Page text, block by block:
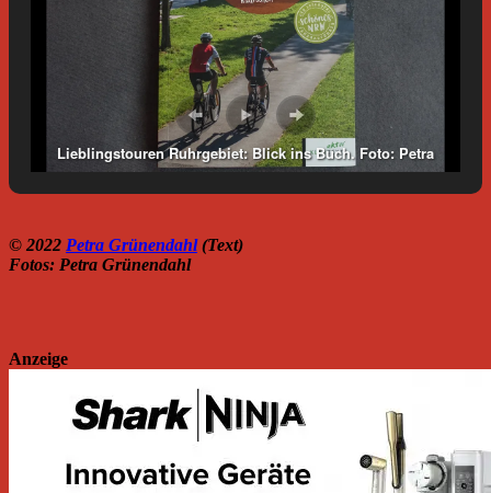
Lieblingstouren Ruhrgebiet: Blick ins Buch. Foto: Petra
© 2022 Petra Grünendahl(Text)
Fotos: Petra Grünendahl
Anzeige